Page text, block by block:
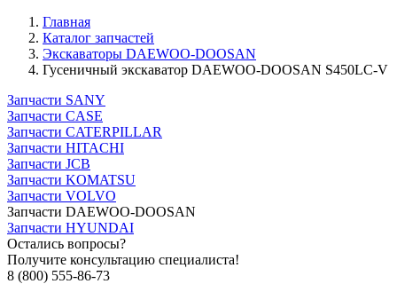
Главная
Каталог запчастей
Экскаваторы DAEWOO-DOOSAN
Гусеничный экскаватор DAEWOO-DOOSAN S450LC-V
Запчасти SANY
Запчасти CASE
Запчасти CATERPILLAR
Запчасти HITACHI
Запчасти JCB
Запчасти KOMATSU
Запчасти VOLVO
Запчасти DAEWOO-DOOSAN
Запчасти HYUNDAI
Остались вопросы?
Получите консультацию специалиста!
8 (800) 555-86-73